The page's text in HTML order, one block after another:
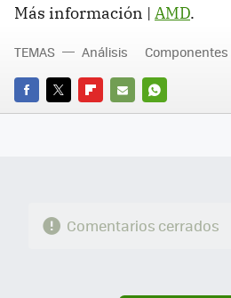
Más información | AMD.
FACEBOOK
TWITTERFLIPBOARD
E-
WHATSAPP
TEMAS Análisis Componentes
Comentarios cerrados